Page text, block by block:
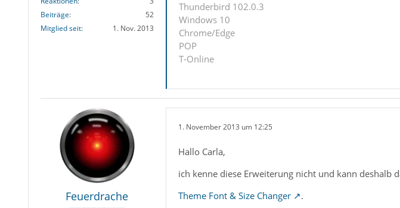
Beiträge
52
Mitglied seit
1. Nov. 2013
Thunderbird 102.0.3
Windows 10
Chrome/Edge
POP
T-Online
Feuerdrache
1. November 2013 um 12:25
Hallo Carla,
ich kenne diese Erweiterung nicht und kann
Theme Font & Size Changer
.